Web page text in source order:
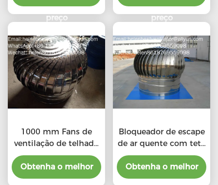
preço preço
1000 mm Fans de
ventilação de telhado
industrial baratos
Obtenha o melhor
Bloqueador de escape
de ar quente com teto
de liga de alumínio de
500 mm
Obtenha o melhor